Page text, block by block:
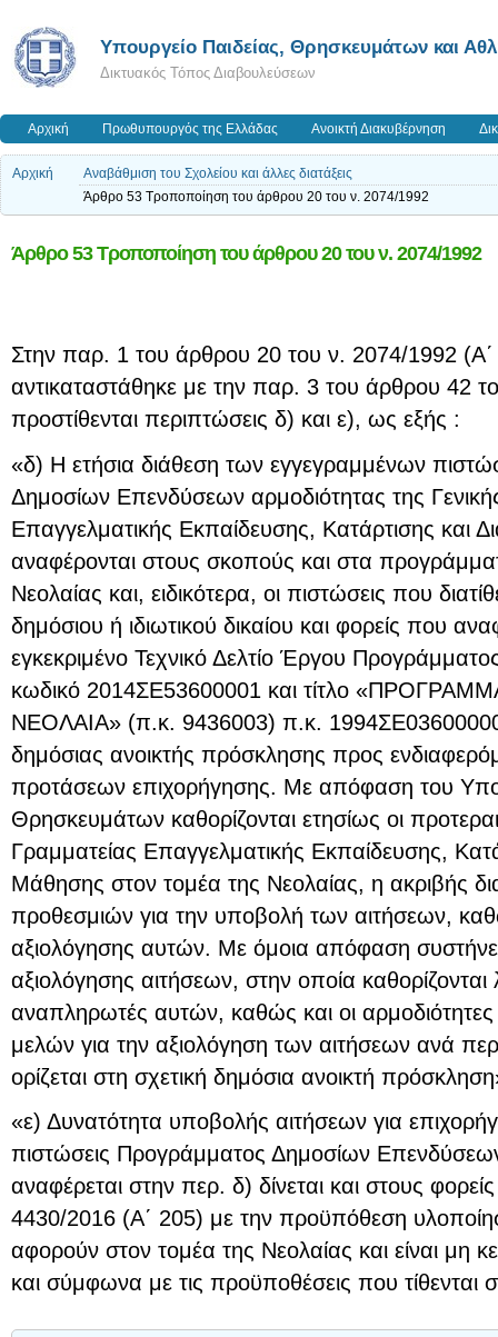
Υπουργείο Παιδείας, Θρησκευμάτων και
Δικτυακός Τόπος Διαβουλεύσεων
Αρχική Πρωθυπουργός της Ελλάδας Ανοικτή Διακυβέρνηση
Αρχική
Αναβάθμιση του Σχολείου και άλλες διατάξεις
Άρθρο 53 Τροποποίηση του άρθρου 20 του ν. 2074/1992
Άρθρο 53 Τροποποίηση του άρθρου 20 του ν. 2074/1992
Στην παρ. 1 του άρθρου 20 του ν. 2074/1992
αντικαταστάθηκε με την παρ. 3 του άρθρου 42
προστίθενται περιπτώσεις δ) και ε), ως εξής :
«δ) Η ετήσια διάθεση των εγγεγραμμένων
Δημοσίων Επενδύσεων αρμοδιότητας της
Επαγγελματικής Εκπαίδευσης, Κατάρτισης και
αναφέρονται στους σκοπούς και στα
Νεολαίας και, ειδικότερα, οι πιστώσεις που
δημόσιου ή ιδιωτικού δικαίου και φορείς που
εγκεκριμένο Τεχνικό Δελτίο Έργου
κωδικό 2014ΣΕ53600001 και τίτλο
ΝΕΟΛΑΙΑ» (π.κ. 9436003) π.κ. 1994ΣΕ03600000,
δημόσιας ανοικτής πρόσκλησης προς
προτάσεων επιχορήγησης. Με απόφαση του
Θρησκευμάτων καθορίζονται ετησίως οι
Γραμματείας Επαγγελματικής Εκπαίδευσης,
Μάθησης στον τομέα της Νεολαίας, η ακριβής
προθεσμιών για την υποβολή των αιτήσεων,
αξιολόγησης αυτών. Με όμοια απόφαση
αξιολόγησης αιτήσεων, στην οποία
αναπληρωτές αυτών, καθώς και οι
μελών για την αξιολόγηση των αιτήσεων ανά
ορίζεται στη σχετική δημόσια ανοικτή
«ε) Δυνατότητα υποβολής αιτήσεων για
πιστώσεις Προγράμματος Δημοσίων
αναφέρεται στην περ. δ) δίνεται και στους
4430/2016 (Α΄ 205) με την προϋπόθεση
αφορούν στον τομέα της Νεολαίας και είναι μη
και σύμφωνα με τις προϋποθέσεις που τίθενται